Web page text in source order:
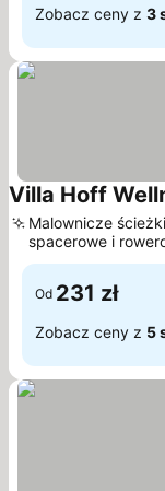
Zobacz ceny z 3
Villa Hoff
Malownicze ścieżki
spacerowe i
Od 231 zł
Zobacz ceny z 5